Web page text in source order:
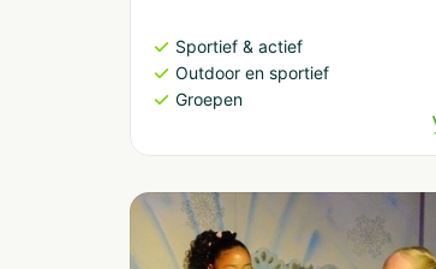
Sportief & actief
Outdoor en sportief
Groepen